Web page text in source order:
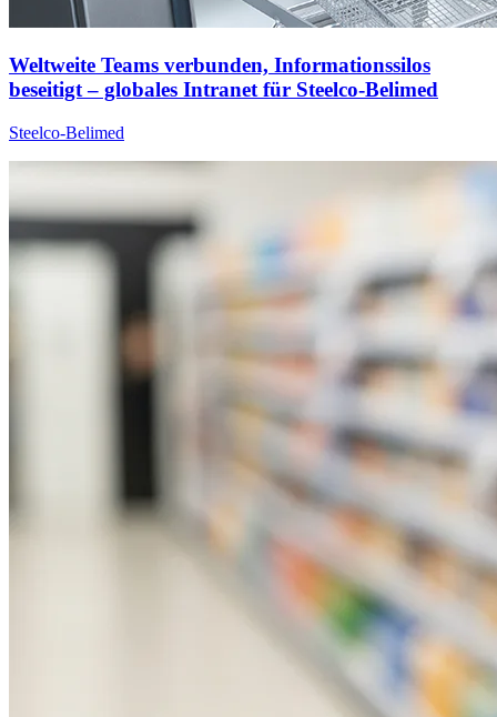
Weltweite Teams verbunden, Informationssilos
beseitigt – globales Intranet für Steelco-Belimed
Steelco-Belimed